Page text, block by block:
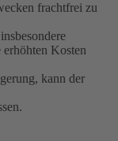
frachtfrei zu
Kosten
kann der